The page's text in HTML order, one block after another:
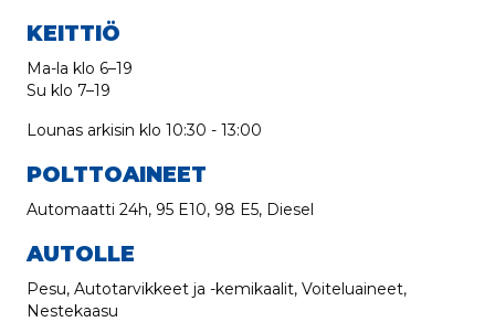
KEITTIÖ
Ma-la klo 6–19
Su klo 7–19
Lounas arkisin klo 10:30 - 13:00
POLTTOAINEET
Automaatti 24h, 95 E10, 98 E5, Diesel
AUTOLLE
Pesu, Autotarvikkeet ja -kemikaalit, Voiteluaineet,
Nestekaasu